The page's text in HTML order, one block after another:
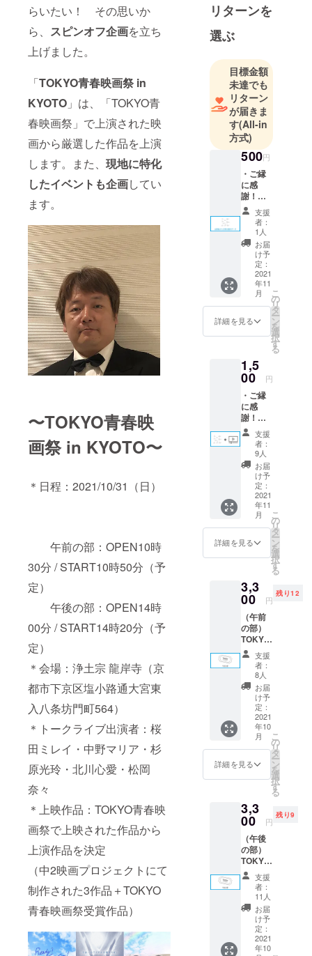
らいたい！ その思いか
ら、 スピンオフ企画を立ち
上げました。
「TOKYO青春映画祭 in
KYOTO 」は、「TOKYO青
春映画祭」で上演された映
画から厳選した作品を上演
します。また、 現地に特化
したイベントも企画してい
ます。
〜TOKYO青春映
画祭 in KYOTO〜
＊日程：2021/10/31（日）
午前の部：OPEN10時
30分 / START10時50分（予
定）
午後の部：OPEN14時
00分 / START14時20分（予
定）
＊会場：浄土宗 龍岸寺（京
都市下京区塩小路通大宮東
入八条坊門町564）
＊トークライブ出演者：桜
田ミレイ・中野マリア・杉
原光玲・北川心愛・松岡
奈々
＊上映作品：TOKYO青春映
画祭で上映された作品から
上演作品を決定
（中2映画プロジェクトにて
制作された3作品＋TOKYO
青春映画祭受賞作品）
青春映画祭
実行委員会
となりまし
た。
リターンを
選ぶ
目標金額
未達でも
リターン
が届きま
す(All-in
方式)
500円
・ご縁
に感
謝！〜
寄せ書
きプラ
ン〜
※桜田ミ
レイ・
中野マ
リア・
杉原光
玲・北
川心
愛・松
岡奈々
の5名を
ており
ます
※手書き
の寄せ
書きを
データ
化した
ものを
お送り
いたし
ます
※宛名を
入れさ
せて頂
きます
ので、
備考欄
します
※備考
欄に宛
名の記
載がな
い場合
はユー
ザー名
で制作
させて
頂きま
す ※
画像は
イメー
ジです
支援
者：
1人
お届
け予
定：
2021
年11
月
詳細を見る
こ
の
リ
タ
ー
ン
を
選
択
す
る
1,5
00 円
・ご縁
に感
謝！〜
寄せ書
き&ビデ
オメッ
セージ
プラ
ン〜：
1,500円
※ビデ
オメッ
セージ
は1名か
らとな
ります
ご希望
のキャ
ストを
選択く
ださい
※デー
タを
メール
にお送
りさせ
て頂き
ます
※寄せ書
きは桜
田ミレ
イ・中
野マリ
川心
愛・松
岡奈々
の5名を
想定し
ており
ます
※手書き
の寄せ
書きを
データ
化した
ものを
お送り
支援
者：
9人
お届
け予
定：
2021
年11
月
詳細を見る
こ
の
リ
タ
ー
ン
を
選
択
す
る
3,3
00 円
残り12
（午前
の部）
TOKYO
青春映
画祭 in
KYOTO
入場チ
ケット
※午前
の部の
入場チ
ケット1
枚で
す。
※チケッ
トは現
付にて
お渡し
しま
す。
※当日券
は4,000
円のチ
ケット
です。
支援
者：
8人
お届
け予
定：
2021
年10
月
詳細を見る
こ
の
リ
タ
ー
ン
を
選
択
す
る
3,3
00 円
残り9
（午後
の部）
TOKYO
青春映
画祭 in
KYOTO
入場チ
ケット
※午前
の部の
入場チ
支援
者：
11人
お届
け予
定：
2021
年10